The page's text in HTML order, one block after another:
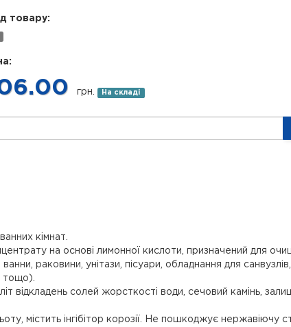
товару:
грн. На складі
кімнат.
на основі лимонної кислоти, призначений для
раковини, унітази, пісуари, обладнання для санвузлів,
тощо).
відкладень солей жорсткості води, сечовий камінь,
містить інгібітор корозії. Не пошкоджує нержавіючу